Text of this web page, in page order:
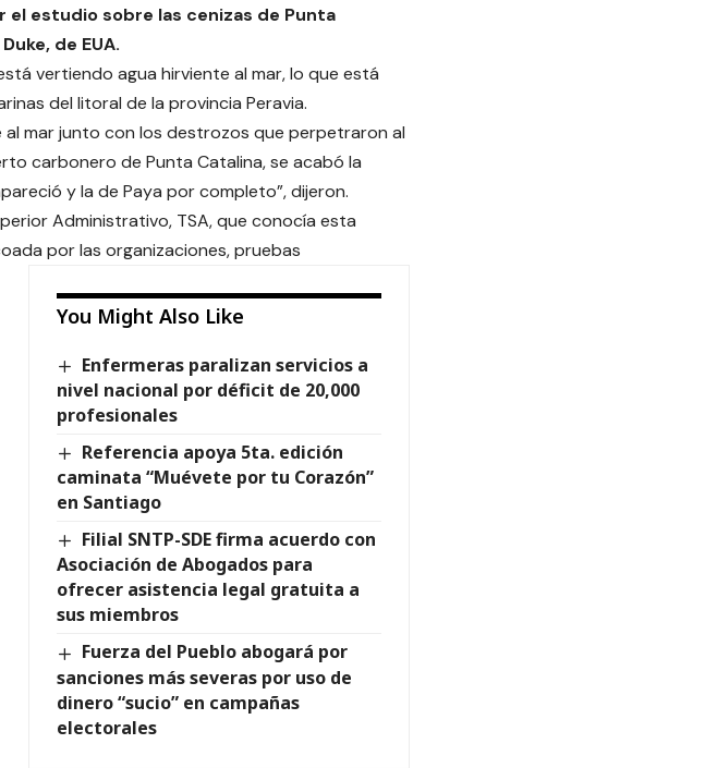
estudio sobre las cenizas de Punta
de EUA.
vertiendo agua hirviente al mar, lo que está
del litoral de la provincia Peravia.
mar junto con los destrozos que perpetraron al
carbonero de Punta Catalina, se acabó la
y la de Paya por completo”, dijeron.
Administrativo, TSA, que conocía esta
por las organizaciones, pruebas
You Might Also Like
Enfermeras paralizan servicios a
nivel nacional por déficit de 20,000
profesionales
Referencia apoya 5ta. edición
caminata “Muévete por tu Corazón”
en Santiago
Filial SNTP-SDE firma acuerdo con
Asociación de Abogados para
ofrecer asistencia legal gratuita a
sus miembros
Fuerza del Pueblo abogará por
sanciones más severas por uso de
dinero “sucio” en campañas
electorales